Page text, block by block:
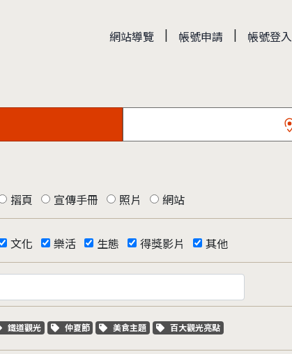
網站導覽 | 帳號申請 | 帳號登入
摺頁 宣傳手冊 照片 網站
文化 樂活 生態 得獎影片 其他
關鍵字標籤
鐵道觀光 關鍵字標籤
仲夏節 關鍵字標籤
美食主題 關鍵字標籤
百大觀光亮點